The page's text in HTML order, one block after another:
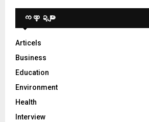
ကဏ္ဍများ
Articels
Business
Education
Environment
Health
Interview